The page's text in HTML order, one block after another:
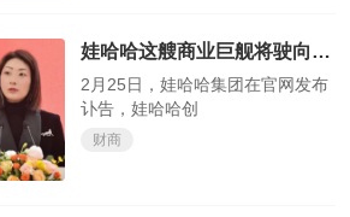
娃哈哈这艘商业巨舰将驶向何方，我们试目以待
2月25日，娃哈哈集团在官网发布
讣告，娃哈哈创
财商